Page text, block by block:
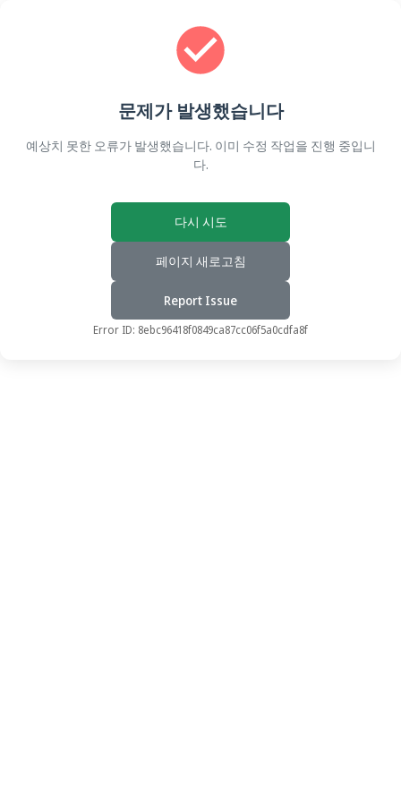
문제가 발생했습니다
예상치 못한 오류가 발생했습니다. 이미 수정 작업을 진행 중입니
다.
다시 시도
페이지 새로고침
Report Issue
Error ID: 8ebc96418f0849ca87cc06f5a0cdfa8f